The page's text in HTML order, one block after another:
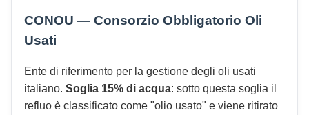
CONOU — Consorzio Obbligatorio Oli
Usati
Ente di riferimento per la gestione degli oli usati
italiano. Soglia 15% di acqua: sotto questa soglia il
refluo è classificato come "olio usato" e viene ritirato